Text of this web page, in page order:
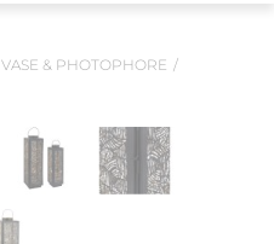
VASE & PHOTOPHORE